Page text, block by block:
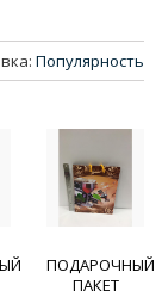
Популярность
ПОДАРОЧНЫЙ
ПАКЕТ